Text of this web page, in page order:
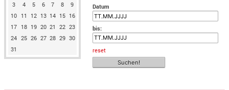
3
4 5 6 7 8
9
10 11 12 13 14 15 16
17 18 19 20 21 22 23
24 25 26 27 28 29 30
31
Datum
bis:
reset